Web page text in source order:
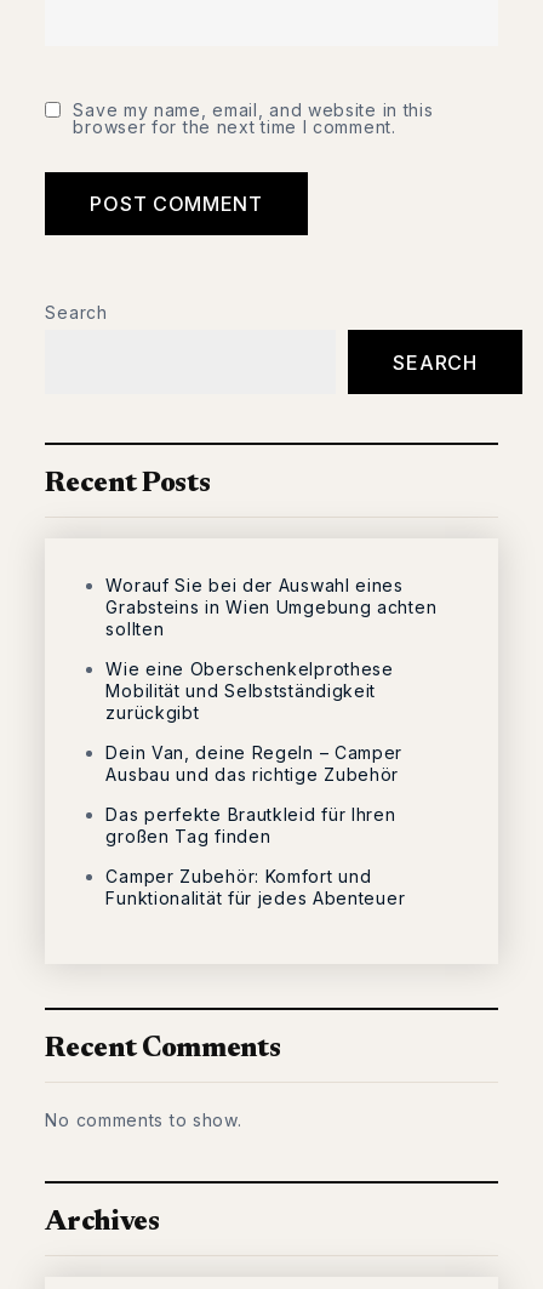
Save my name, email, and website in this
browser for the next time I comment.
Search
SEARCH
Recent Posts
Worauf Sie bei der Auswahl eines
Grabsteins in Wien Umgebung achten
sollten
Wie eine Oberschenkelprothese
Mobilität und Selbstständigkeit
zurückgibt
Dein Van, deine Regeln – Camper
Ausbau und das richtige Zubehör
Das perfekte Brautkleid für Ihren
großen Tag finden
Camper Zubehör: Komfort und
Funktionalität für jedes Abenteuer
Recent Comments
No comments to show.
Archives